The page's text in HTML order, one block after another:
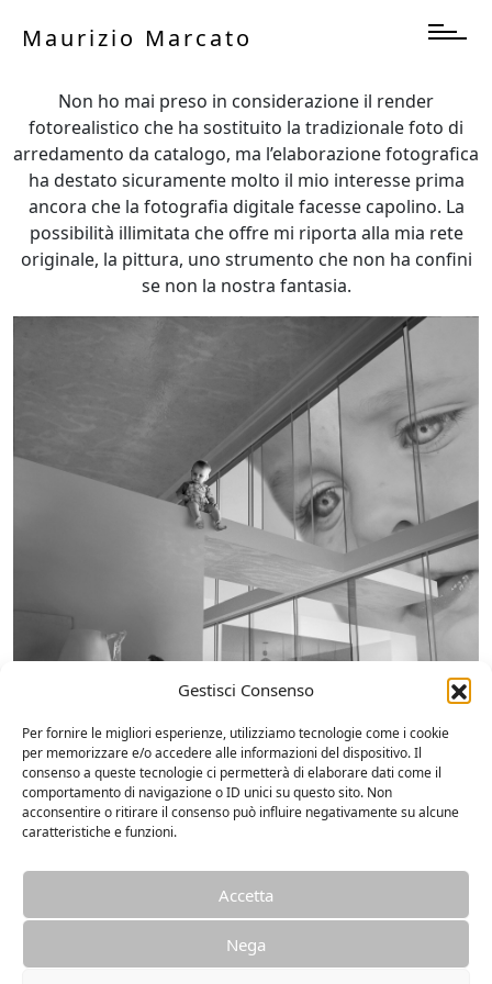
Gestisci Consenso
Per fornire le migliori esperienze, utilizziamo tecnologie come i cookie
per memorizzare e/o accedere alle informazioni del dispositivo. Il
consenso a queste tecnologie ci permetterà di elaborare dati come il
comportamento di navigazione o ID unici su questo sito. Non
acconsentire o ritirare il consenso può influire negativamente su alcune
caratteristiche e funzioni.
Accetta
Nega
Non ho mai preso in considerazione il render
fotorealistico che ha sostituito la tradizionale foto di
arredamento da catalogo, ma l’elaborazione fotografica
ha destato sicuramente molto il mio interesse prima
ancora che la fotografia digitale facesse capolino. La
possibilità illimitata che offre mi riporta alla mia rete
originale, la pittura, uno strumento che non ha confini
se non la nostra fantasia.
Maurizio Marcato
Copyright © 2026